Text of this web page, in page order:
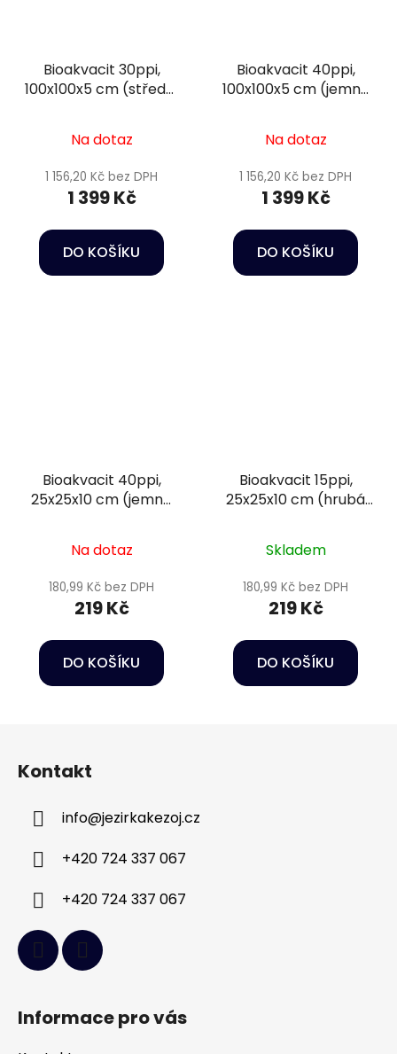
Bioakvacit 30ppi,
100x100x5 cm (střední
Na dotaz
1 156,20 Kč bez DPH
1 399 Kč
DO KOŠÍKU
Bioakvacit 40ppi,
100x100x5 cm (jemná
Na dotaz
1 156,20 Kč bez DPH
1 399 Kč
DO KOŠÍKU
Bioakvacit 40ppi,
25x25x10 cm (jemná
Na dotaz
180,99 Kč bez DPH
219 Kč
DO KOŠÍKU
Bioakvacit 15ppi,
25x25x10 cm (hrubá
Skladem
180,99 Kč bez DPH
219 Kč
DO KOŠÍKU
Kontakt
info@jezirkakezoj.cz
+420 724 337 067
+420 724 337 067
Informace pro vás